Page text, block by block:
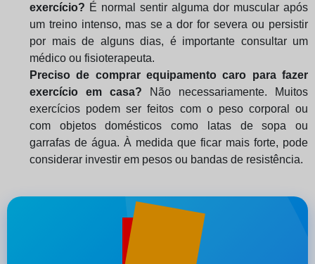
exercício? É normal sentir alguma dor muscular após
um treino intenso, mas se a dor for severa ou persistir
por mais de alguns dias, é importante consultar um
médico ou fisioterapeuta.
Preciso de comprar equipamento caro para fazer
exercício em casa? Não necessariamente. Muitos
exercícios podem ser feitos com o peso corporal ou
com objetos domésticos como latas de sopa ou
garrafas de água. À medida que ficar mais forte, pode
considerar investir em pesos ou bandas de resistência.